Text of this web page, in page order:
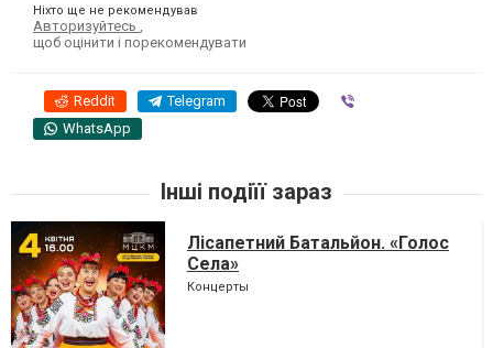
Ніхто ще не рекомендував
Авторизуйтесь ,
щоб оцінити і порекомендувати
Reddit Telegram
WhatsApp
Інші подіїї зараз
Лісапетний Батальйон. «Голос
Села»
Концерты